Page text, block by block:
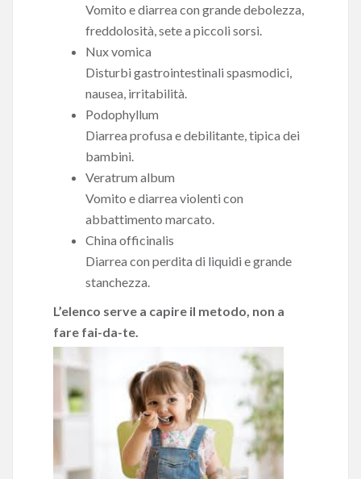
Vomito e diarrea con grande debolezza,
freddolosità, sete a piccoli sorsi.
Nux vomica
Disturbi gastrointestinali spasmodici,
nausea, irritabilità.
Podophyllum
Diarrea profusa e debilitante, tipica dei
bambini.
Veratrum album
Vomito e diarrea violenti con
abbattimento marcato.
China officinalis
Diarrea con perdita di liquidi e grande
stanchezza.
L’elenco serve a capire il metodo, non a
fare fai-da-te.